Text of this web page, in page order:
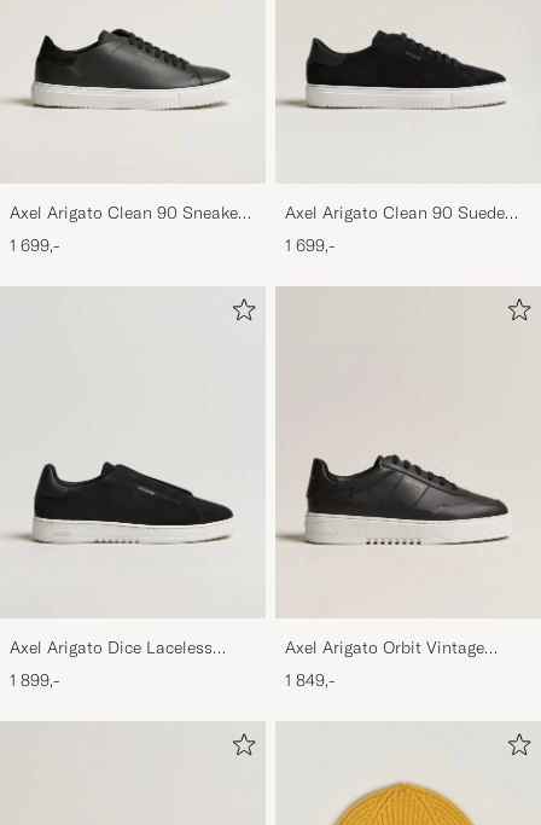
Axel Arigato Clean 90 Sneaker
Black
1 699,-
Axel Arigato Clean 90 Suede
Sneaker Black
1 699,-
Axel Arigato Dice Laceless
Suede Sneaker Black
1 899,-
Axel Arigato Orbit Vintage
Sneaker Black
1 849,-